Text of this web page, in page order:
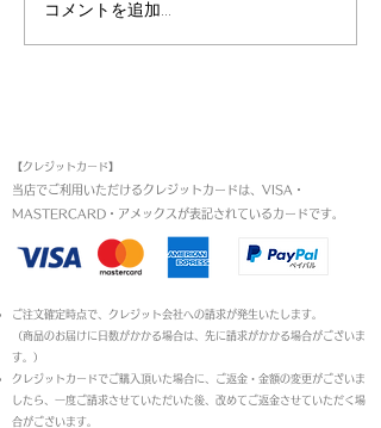
コメントを追加…
【クレジットカード】
当店でご利用いただけるクレジットカードは、VISA・
MASTERCARD・アメックスが表記されているカードです。​
ご注文確定時点で、クレジット会社への請求が発生いたします。
（商品のお届けに日数がかかる場合は、先に請求がかかる場合がございま
す。）
クレジットカードでご購入頂いた場合に、ご返金・金額の変更がございま
したら、一度ご請求させていただいた後、改めてご返金させていただく場
合がございます。